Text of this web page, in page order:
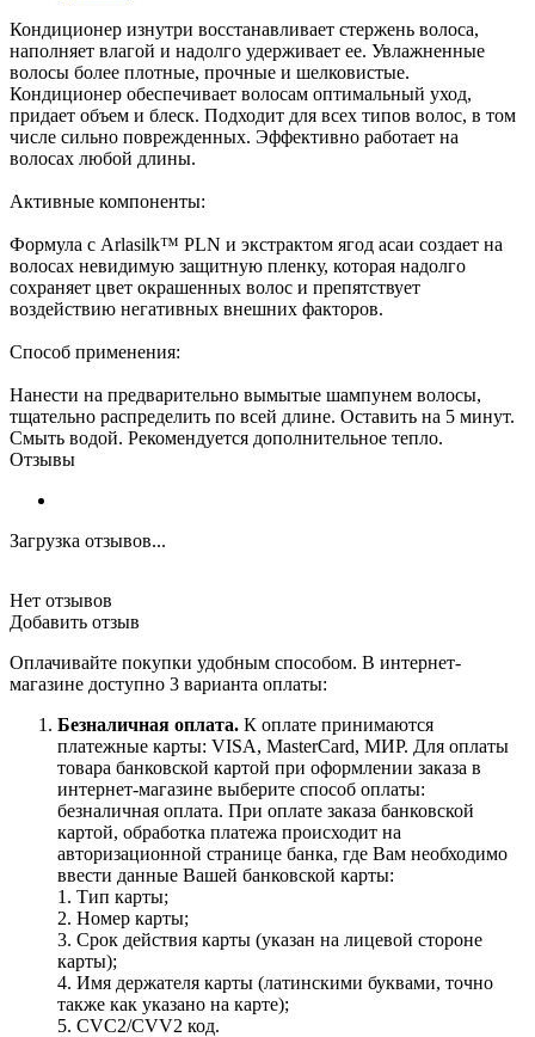
Кондиционер изнутри восстанавливает стержень волоса,
наполняет влагой и надолго удерживает ее. Увлажненные
волосы более плотные, прочные и шелковистые.
Кондиционер обеспечивает волосам оптимальный уход,
придает объем и блеск. Подходит для всех типов волос, в том
числе сильно поврежденных. Эффективно работает на
волосах любой длины.
Активные компоненты:
Формула с Arlasilk™ PLN и экстрактом ягод асаи создает на
волосах невидимую защитную пленку, которая надолго
сохраняет цвет окрашенных волос и препятствует
воздействию негативных внешних факторов.
Способ применения:
Нанести на предварительно вымытые шампунем волосы,
тщательно распределить по всей длине. Оставить на 5 минут.
Смыть водой. Рекомендуется дополнительное тепло.
Отзывы
Загрузка отзывов...
Нет отзывов
Добавить отзыв
Оплачивайте покупки удобным способом. В интернет-
магазине доступно 3 варианта оплаты:
Безналичная оплата. К оплате принимаются
платежные карты: VISA, MasterCard, МИР. Для оплаты
товара банковской картой при оформлении заказа в
интернет-магазине выберите способ оплаты:
безналичная оплата. При оплате заказа банковской
картой, обработка платежа происходит на
авторизационной странице банка, где Вам необходимо
ввести данные Вашей банковской карты:
1. Тип карты;
2. Номер карты;
3. Срок действия карты (указан на лицевой стороне
карты);
4. Имя держателя карты (латинскими буквами, точно
также как указано на карте);
5. CVC2/CVV2 код.